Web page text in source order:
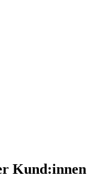
Kund:innen